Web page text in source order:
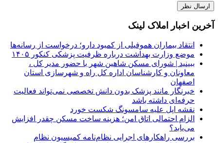
آخرین اخبار املاک لینک
انتقاد بیماران هموفیلی از کمبود دارو؛ درخواست از رسانه‌ها
موضع وزارت بهداشت درباره ظرفیت پزشکی کنکور ۱۴۰۵
ببینید | شورای مسکن شاهین شهر با حضور مدیر کل ،
معاونان و کارشناسان اداره کل راه و شهرسازی استان
اصفهان
خبرنگار مانند پزشک بدون دانش تخصصی نمی‌تواند فعالیت
حرفه‌ای داشته باشد
نقشه اپل علیه سامسونگ شکست خورد
الزام احتمالی اتاق امن؛ هزینه ساخت مسکن چقدر افزایش
می‌یابد؟
بررسی راهکارهای اجرایی نظام‌نامه کمیسیون نظام